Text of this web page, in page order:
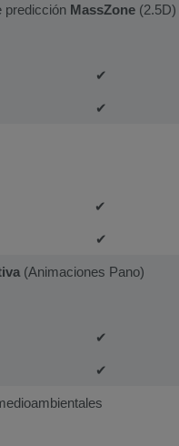
predicción MassZone (2.5D)
✔
✔
✔
✔
(Animaciones Pano)
✔
✔